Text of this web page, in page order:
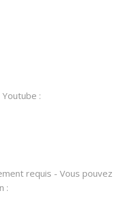
:
requis - Vous pouvez
: